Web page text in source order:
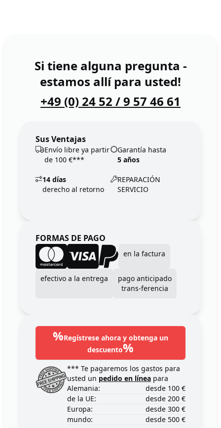
Si tiene alguna pregunta -
estamos allí para usted!
+49 (0) 24 52 / 9 57 46 61
Sus Ventajas
Envío libre ya partir
de 100 €***
Garantía hasta
5 años
14 días
derecho al retorno
REPARACIÓN
SERVICIO
FORMAS DE PAGO
en la factura
efectivo a la entrega
pago anticipado
trans-ferencia
%Regístrese ahora y obtenga un
descuento%
*** Te pagaremos los gastos para
usted un pedido en línea para
Alemania:
desde 100 €
de la UE:
desde 200 €
Europa:
desde 300 €
mundo:
desde 500 €